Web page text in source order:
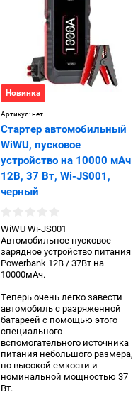
Новинка
Артикул:нет
Стартер автомобильный
WiWU, пусковое
устройство на 10000 мАч
12В, 37 Вт, Wi-JS001,
черный
WiWU Wi-JS001
Автомобильное пусковое
зарядное устройство питания
Powerbank 12В / 37Вт на
10000мАч.
Теперь очень легко завести
автомобиль с разряженной
батареей с помощью этого
специального
вспомогательного источника
питания небольшого размера,
но высокой емкости и
номинальной мощностью 37
Вт.